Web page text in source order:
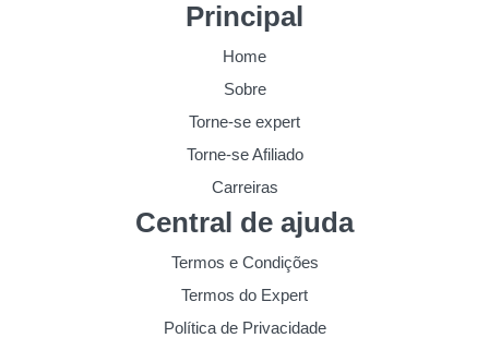
Principal
Home
Sobre
Torne-se expert
Torne-se Afiliado
Carreiras
Central de ajuda
Termos e Condições
Termos do Expert
Política de Privacidade